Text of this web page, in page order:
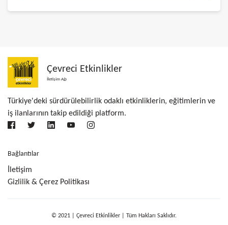
Çevreci Etkinlikler
İletişim Ağı
Türkiye'deki sürdürülebilirlik odaklı etkinliklerin, eğitimlerin ve
iş ilanlarının takip edildiği platform.
Bağlantılar
İletişim
Gizlilik & Çerez Politikası
© 2021 | Çevreci Etkinlikler | Tüm Hakları Saklıdır.